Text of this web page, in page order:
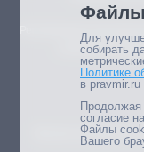
Републикация
возможна
Мнение авторов
Для
собирать
Политике
в pravmir.ru
Продолжая
согласие
Файлы
Вашего